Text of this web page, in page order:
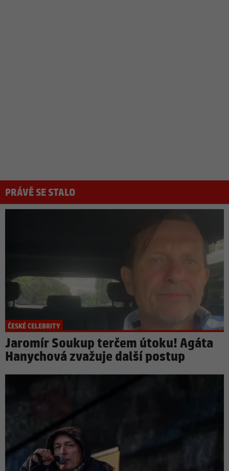
PRÁVĚ SE STALO
ČESKÉ CELEBRITY
Jaromír Soukup terčem útoku! Agáta
Hanychová zvažuje další postup